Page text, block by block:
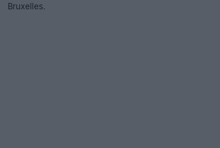
Bruxelles.